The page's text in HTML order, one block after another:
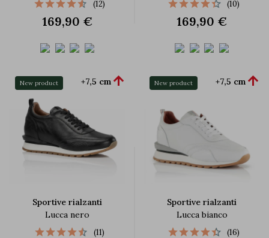
(12)
169,90 €
(10)
169,90 €
New product
Sportive rialzanti
Lucca nero
+7,5 cm 
(11)
New product
Sportive rialzanti
Lucca bianco
+7,5 cm 
(16)